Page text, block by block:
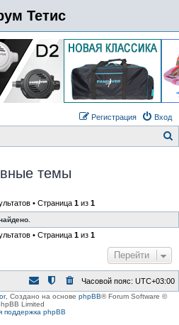
Тетис
Вход
Регистрация
темы
• Страница 1из 1
• Страница 1из 1
Перейти
Часовой пояс: UTC+03:00
, Создано на основе phpBB® Forum Software ©
Limited
поддержка phpBB